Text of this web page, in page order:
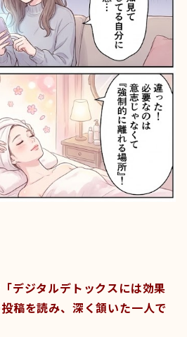
デジタルデトックスには効果
稿を読み、深く頷いた一人で